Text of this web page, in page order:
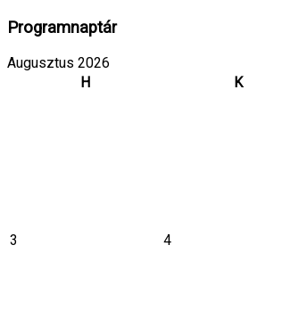
Programnaptár
Augusztus 2026
H
K
3 4